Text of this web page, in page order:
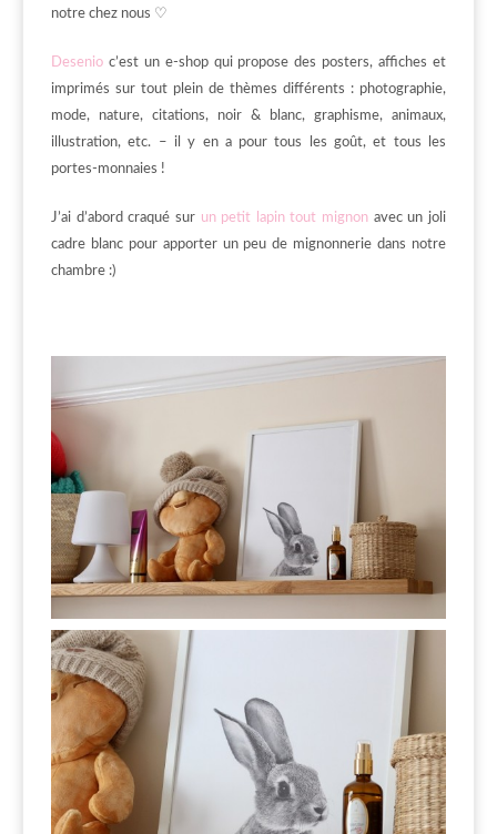
notre chez nous ♡
Desenio c’est un e-shop qui propose des posters, affiches et
imprimés sur tout plein de thèmes différents : photographie,
mode, nature, citations, noir & blanc, graphisme, animaux,
illustration, etc. – il y en a pour tous les goût, et tous les
portes-monnaies !
J’ai d’abord craqué sur un petit lapin tout mignon avec un joli
cadre blanc pour apporter un peu de mignonnerie dans notre
chambre :)